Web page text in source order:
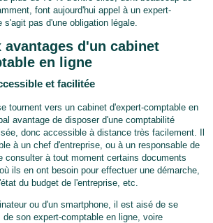
font aujourd'hui appel à un expert-
pas d'une obligation légale.
avantages d'un cabinet
en ligne
et facilitée
tournent vers un cabinet d'expert-comptable en
avantage de disposer d'une comptabilité
donc accessible à distance très facilement. Il
à un chef d'entreprise, ou à un responsable de
consulter à tout moment certains documents
ils en ont besoin pour effectuer une démarche,
du budget de l'entreprise, etc.
ou d'un smartphone, il est aisé de se
son expert-comptable en ligne, voire